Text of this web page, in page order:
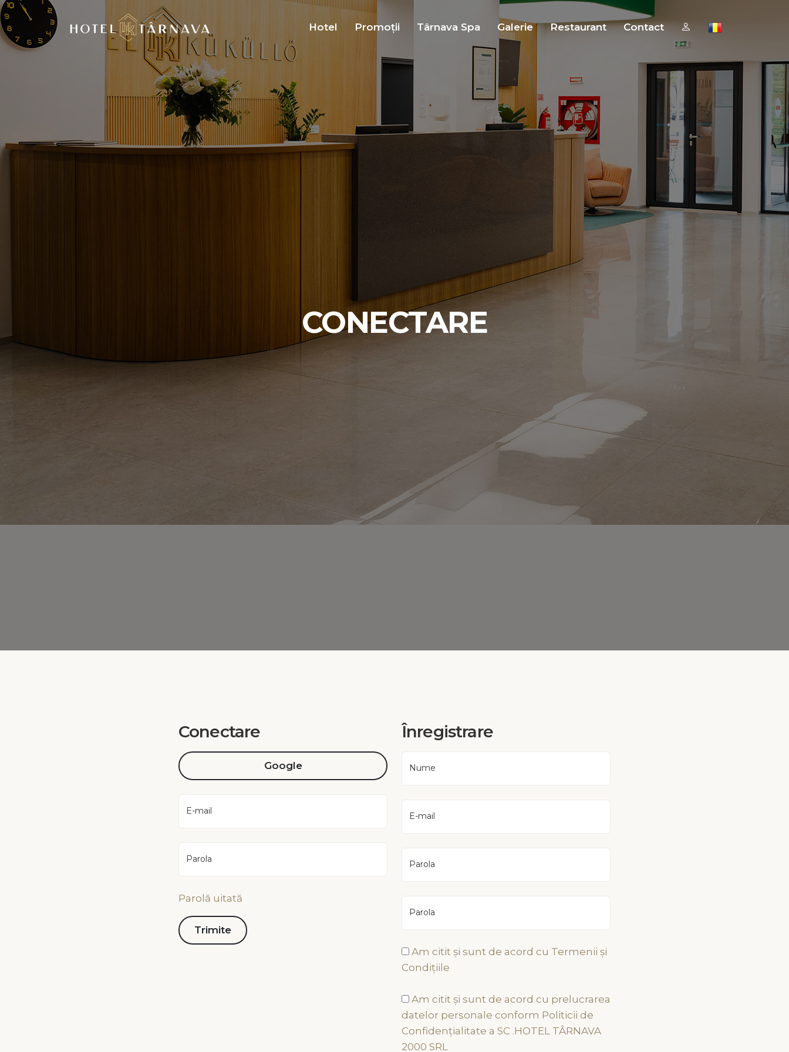
Hotel Promoții Târnava Spa Galerie Restaurant Contact
CONECTARE
Conectare
Google
E-mail
Parola
Parolă uitată
Înregistrare
Nume
E-mail
Parola
Parola
Am citit și sunt de acord cu Termenii și
Condițiile
Am citit și sunt de acord cu prelucrarea
datelor personale conform Politicii de
Confidențialitate a SC .HOTEL TÂRNAVA
2000 SRL
Ramâneți alătur de noi! Navigație
GPS: 46.3046149, 25.2903771